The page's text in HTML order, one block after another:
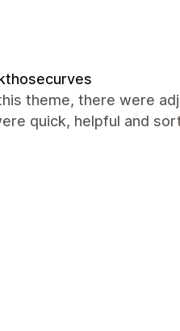
theme, there were
quick, helpful and